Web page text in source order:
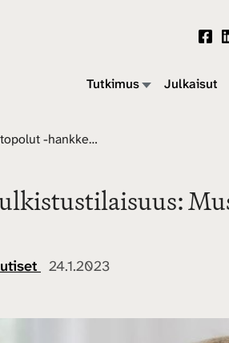
Tutkimus Julkaisut
Julkistustilaisuus: Musiikin opintopolut -hankkeen tulokset 16.2.
24.1.2023